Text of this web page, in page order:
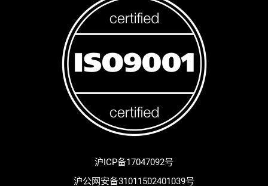
沪ICP备17047092号
沪公网安备31011502401039号